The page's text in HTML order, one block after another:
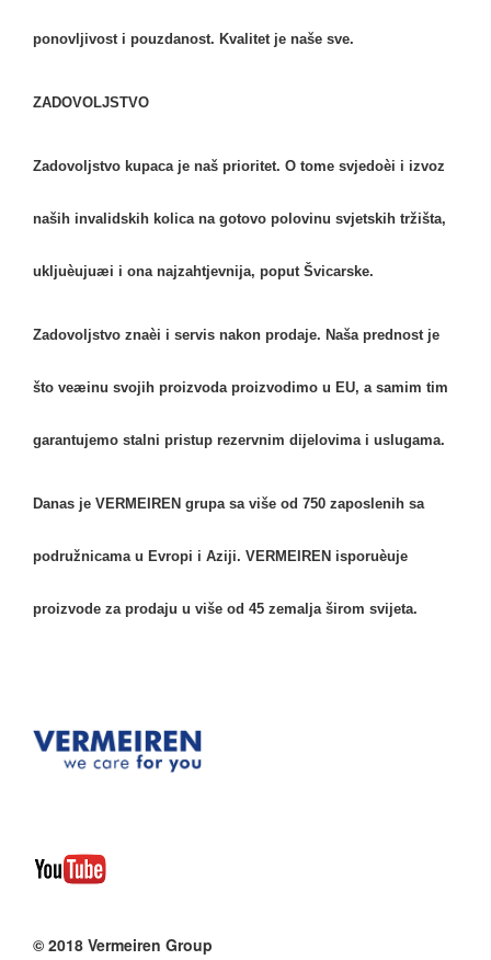
ponovljivost i pouzdanost. Kvalitet je naše sve.
ZADOVOLJSTVO
Zadovoljstvo kupaca je naš prioritet. O tome svjedoèi i izvoz
naših invalidskih kolica na gotovo polovinu svjetskih tržišta,
ukljuèujuæi i ona najzahtjevnija, poput Švicarske.
Zadovoljstvo znaèi i servis nakon prodaje. Naša prednost je
što veæinu svojih proizvoda proizvodimo u EU, a samim tim
garantujemo stalni pristup rezervnim dijelovima i uslugama.
Danas je VERMEIREN grupa sa više od 750 zaposlenih sa
podružnicama u Evropi i Aziji. VERMEIREN isporuèuje
proizvode za prodaju u više od 45 zemalja širom svijeta.
© 2018 Vermeiren Group